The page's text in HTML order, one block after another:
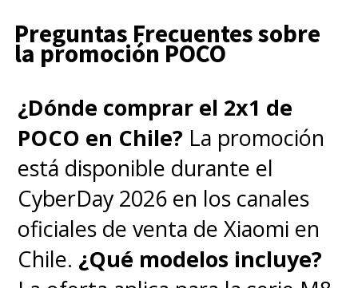
Preguntas Frecuentes sobre
la promoción POCO
¿Dónde comprar el 2x1 de
POCO en Chile? La promoción
está disponible durante el
CyberDay 2026 en los canales
oficiales de venta de Xiaomi en
Chile. ¿Qué modelos incluye?